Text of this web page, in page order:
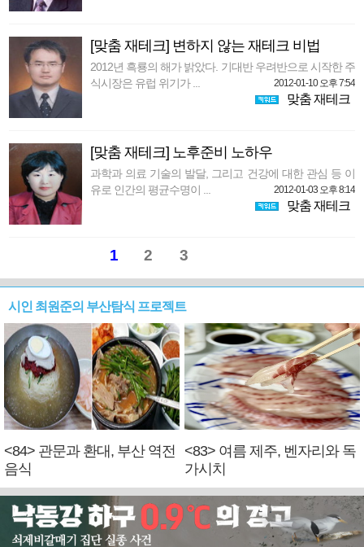
[맞춤 재테크] 변하지 않는 재테크 비법
2012년 흑룡의 해가 밝았다. 기대반 우려반으로 시작한 주
식시장은 유럽 위기가 ...
2012-01-10 오후 7:54
맞춤 재테크
[맞춤 재테크] 노후준비 노하우
과학과 의료 기술의 발달, 그리고 건강에 대한 관심 등 이
유로 인간의 평균수명이 ...
2012-01-03 오후 8:14
맞춤 재테크
1 2 3
시인 최원준의 부산탐식 프로젝트
<84> 관문과 환대, 부산 역전
음식
<83> 여름 제주, 벤자리와 독
가시치